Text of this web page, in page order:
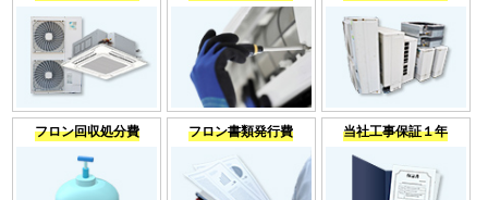
フロン回収処分費 フロン書類発行費 当社工事保証１年